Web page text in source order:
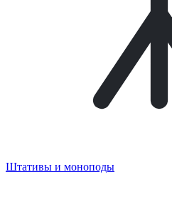
Штативы и моноподы